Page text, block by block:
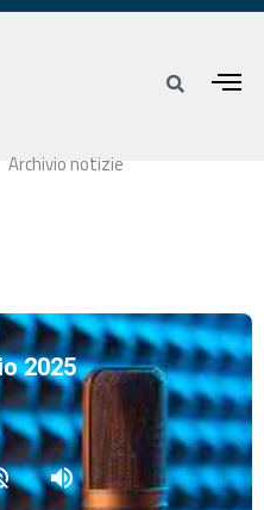
Archivio notizie
2025
volume_up